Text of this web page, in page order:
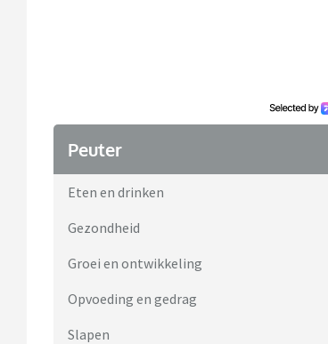
Peuter
Eten en drinken
Gezondheid
Groei en ontwikkeling
Opvoeding en gedrag
Slapen